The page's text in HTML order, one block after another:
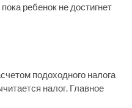
ребенок не достигнет
подоходного налога
налог. Главное